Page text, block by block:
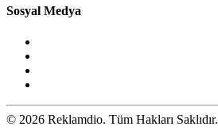
Sosyal Medya
© 2026 Reklamdio. Tüm Hakları Saklıdır.